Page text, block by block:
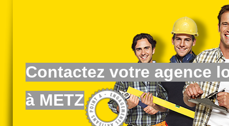
Contactez votre agence
à METZ